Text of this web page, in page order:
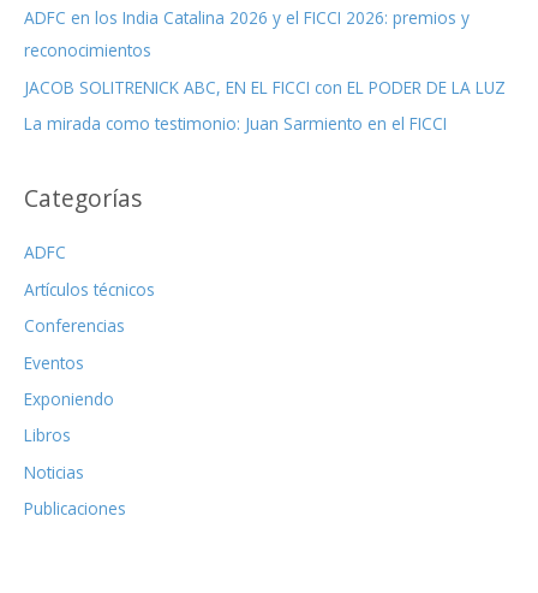
r
:
ADFC en los India Catalina 2026 y el FICCI 2026: premios y
reconocimientos
JACOB SOLITRENICK ABC, EN EL FICCI con EL PODER DE LA LUZ
La mirada como testimonio: Juan Sarmiento en el FICCI
Categorías
ADFC
Artículos técnicos
Conferencias
Eventos
Exponiendo
Libros
Noticias
Publicaciones